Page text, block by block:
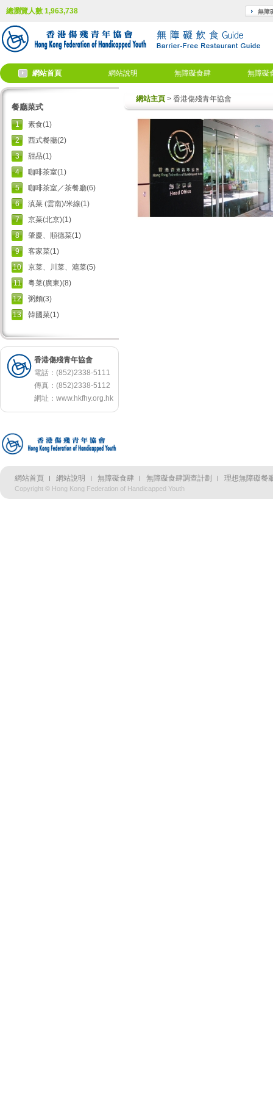
總瀏覽人數 1,963,738
網站首頁 網站說明 無障礙食肆 無障礙
餐廳菜式
1
素食(1)
2
西式餐廳(2)
3
甜品(1)
4
咖啡茶室(1)
5
咖啡茶室／茶餐廳(6)
6
滇菜 (雲南)/米線(1)
7
京菜(北京)(1)
8
肇慶、順德菜(1)
9
客家菜(1)
10
京菜、川菜、滬菜(5)
11
粵菜(廣東)(8)
12
粥麵(3)
13
韓國菜(1)
香港傷殘青年協會
電話：(852)2338-5111
傳真：(852)2338-5112
網址： www.hkfhy.org.hk
網站主頁 > 香港傷殘青年協會
網站首頁 網站說明 無障礙食肆 無障礙食肆調查計劃 理想無障礙餐
Copyright © Hong Kong Federation of Handicapped Youth